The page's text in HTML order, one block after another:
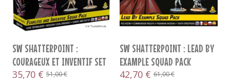
SW SHATTERPOINT :
COURAGEUX ET INVENTIF SET
D’ESCOUADE
35,70 € 51,00 €
SW SHATTERPOINT : LEAD BY
EXAMPLE SQUAD PACK
42,70 € 61,00 €